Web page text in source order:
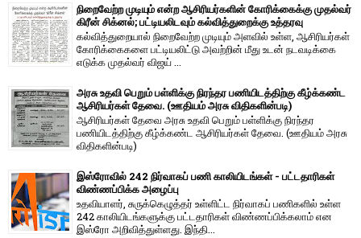
நிறைவேற்ற முடியும் என்ற ஆசிரியர்களின் கோரிக்கைக்கு முதல்வர்
கிரீன் சிக்னல்; பட்டியலிடவும் கல்வித்துறைக்கு உத்தரவு
கல்வித்துறையால் நிறைவேற்ற முடியும் அளவில் உள்ள, ஆசிரியர்கள்
கோரிக்கைகளை பட்டியலிட்டு அவற்றின் மீது உடன் நடவடிக்கை
எடுக்க முதல்வர் விஜய் ...
அரசு உதவி பெறும் பள்ளிக்கு நிரந்தர பணியிடத்திற்கு கீழ்க்கண்ட
ஆசிரியர்கள் தேவை. (ஊதியம் அரசு விதிகளின்படி)
ஆசிரியர்கள் தேவை அரசு உதவி பெறும் பள்ளிக்கு நிரந்தர
பணியிடத்திற்கு கீழ்க்கண்ட ஆசிரியர்கள் தேவை. (ஊதியம் அரசு
விதிகளின்படி)
இஸ்ரோவில் 242 நிர்வாகப் பணி காலியிடங்கள் - பட்டதாரிகள்
விண்ணப்பிக்க அழைப்பு
உதவியாளர், சுருக்கெழுத்தர் உள்ளிட்ட நிர்வாகப் பணிகளில் உள்ள
242 காலியிடங்களுக்கு பட்டதாரிகள் விண்ணப்பிக்கலாம் என
இஸ்ரோ அறிவித்துள்ளது. இந்தி...